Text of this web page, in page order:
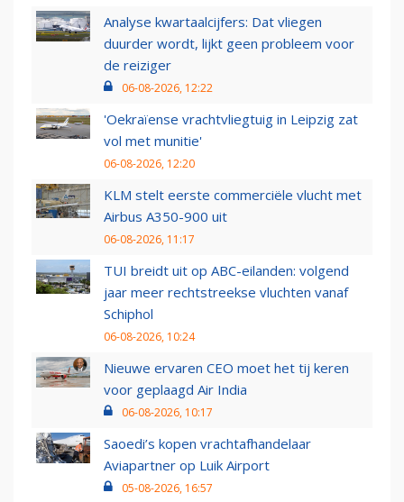
Analyse kwartaalcijfers: Dat vliegen
duurder wordt, lijkt geen probleem voor
de reiziger
06-08-2026, 12:22
'Oekraïense vrachtvliegtuig in Leipzig zat
vol met munitie'
06-08-2026, 12:20
KLM stelt eerste commerciële vlucht met
Airbus A350-900 uit
06-08-2026, 11:17
TUI breidt uit op ABC-eilanden: volgend
jaar meer rechtstreekse vluchten vanaf
Schiphol
06-08-2026, 10:24
Nieuwe ervaren CEO moet het tij keren
voor geplaagd Air India
06-08-2026, 10:17
Saoedi’s kopen vrachtafhandelaar
Aviapartner op Luik Airport
05-08-2026, 16:57